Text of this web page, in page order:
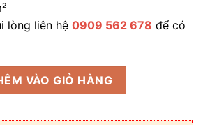
lòng liên hệ 0909 562 678 để có
Ấn Độ 10108 số lượng
VÀO GIỎ HÀNG